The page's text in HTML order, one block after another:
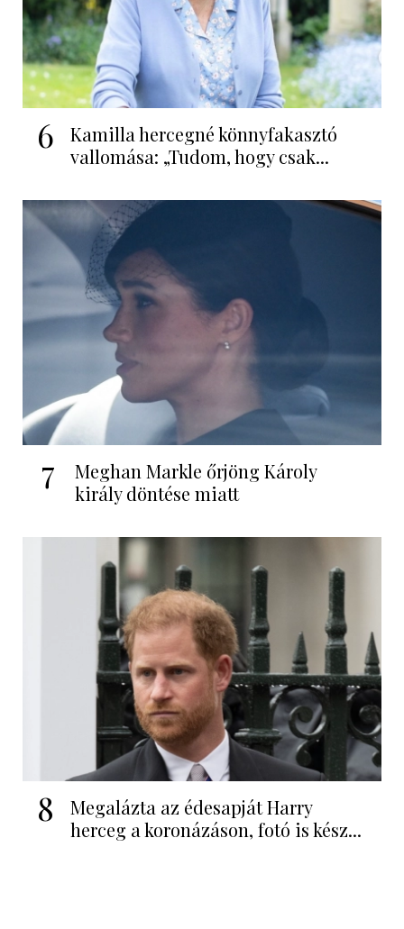
6
Kamilla hercegné könnyfakasztó
vallomása: „Tudom, hogy csak...
7
Meghan Markle őrjöng Károly
király döntése miatt
8
Megalázta az édesapját Harry
herceg a koronázáson, fotó is kész...